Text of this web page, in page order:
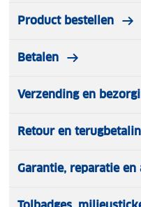
jouw interesses.
reisadvies voor
verantwoord reizen.
Product bestellen
Betalen
Verzending en
Retour en
Garantie, reparatie